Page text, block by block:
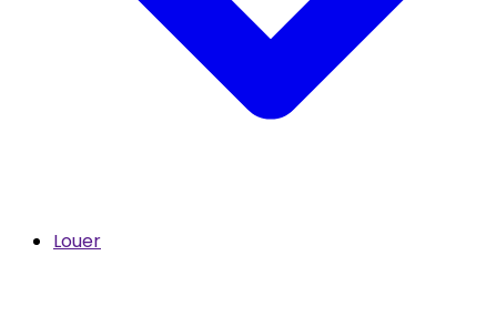
Louer